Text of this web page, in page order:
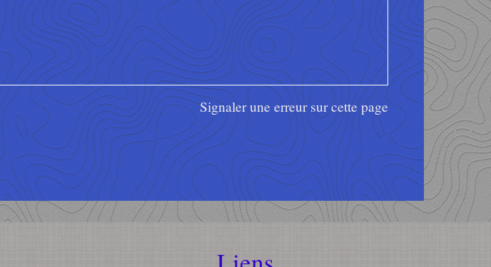
Signaler une erreur sur cette page